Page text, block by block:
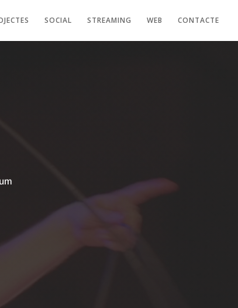
SOCIAL STREAMING WEB CONTACTE